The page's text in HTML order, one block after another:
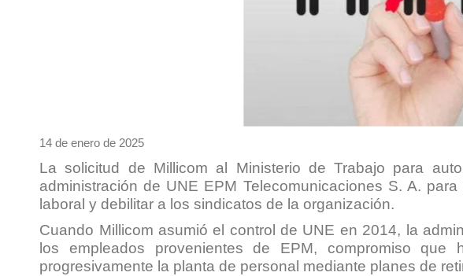
14 de enero de 2025
La solicitud de Millicom al Ministerio de Trabajo para
administración de UNE EPM Telecomunicaciones S. A.
laboral y debilitar a los sindicatos de la organización.
Cuando Millicom asumió el control de UNE en 2014, la
los empleados provenientes de EPM, compromiso
progresivamente la planta de personal mediante planes de